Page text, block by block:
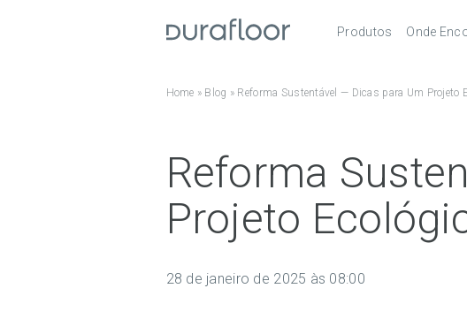
Produtos
Rodapés
Onde
Home » Blog » Reforma Sustentável — Dicas para Um Projeto
Reforma
Projeto
28 de janeiro de 2025 às 08:00